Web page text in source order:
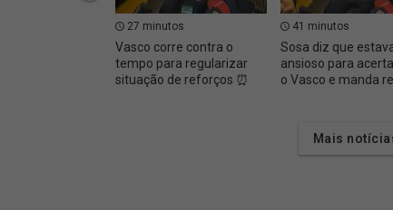
27 minutos
Vasco corre contra o
tempo para regularizar
situação de reforços ⏰
41 minutos
Sosa diz que
ansioso para
o Vasco e manda
Mais